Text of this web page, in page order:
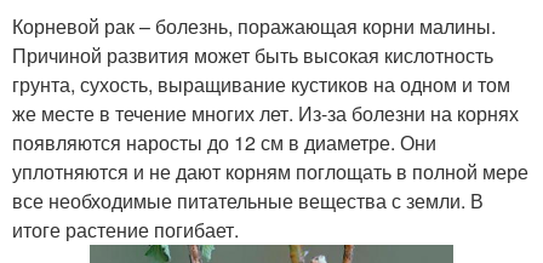
Корневой рак – болезнь, поражающая корни малины.
Причиной развития может быть высокая кислотность
грунта, сухость, выращивание кустиков на одном и том
же месте в течение многих лет. Из-за болезни на корнях
появляются наросты до 12 см в диаметре. Они
уплотняются и не дают корням поглощать в полной мере
все необходимые питательные вещества с земли. В
итоге растение погибает.